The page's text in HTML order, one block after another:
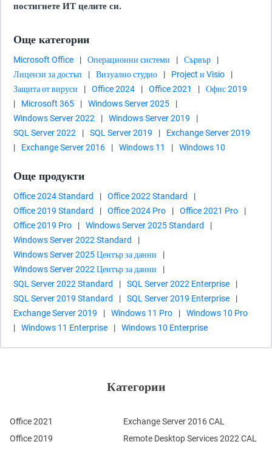
постигнете ИТ целите си.
Още категории
Microsoft Office | Операционни системи | Сървър
|
Лицензи за достъп
| Визуално студио | Project и Visio
|
Защита от вируси
| Office 2024 | Office 2021 |
Офис 2019
|
Microsoft 365 | Windows Server 2025
|
Windows Server 2022
| Windows Server 2019
|
SQL Server 2022
| SQL Server 2019 |
Exchange Server 2019
|
Exchange Server 2016 | Windows 11 | Windows 10
Още продукти
Office 2024 Standard | Office 2022 Standard
|
Office 2019 Standard
| Office 2024 Pro | Office 2021 Pro
|
Office 2019 Pro
| Windows Server 2025 Standard
|
Windows Server 2022 Standard
|
Windows Server 2025 Център за данни
|
Windows Server 2022 Център за данни
|
SQL Server 2022 Standard
| SQL Server 2022 Enterprise
|
SQL Server 2019 Standard
| SQL Server 2019 Enterprise
|
Exchange Server 2019
| Windows 11 Pro |
Windows 10 Pro
|
Windows 11 Enterprise | Windows 10 Enterprise
Категории
Office 2021
Office 2019
Remote Desktop Services 2022 CAL
Exchange Server 2016 CAL